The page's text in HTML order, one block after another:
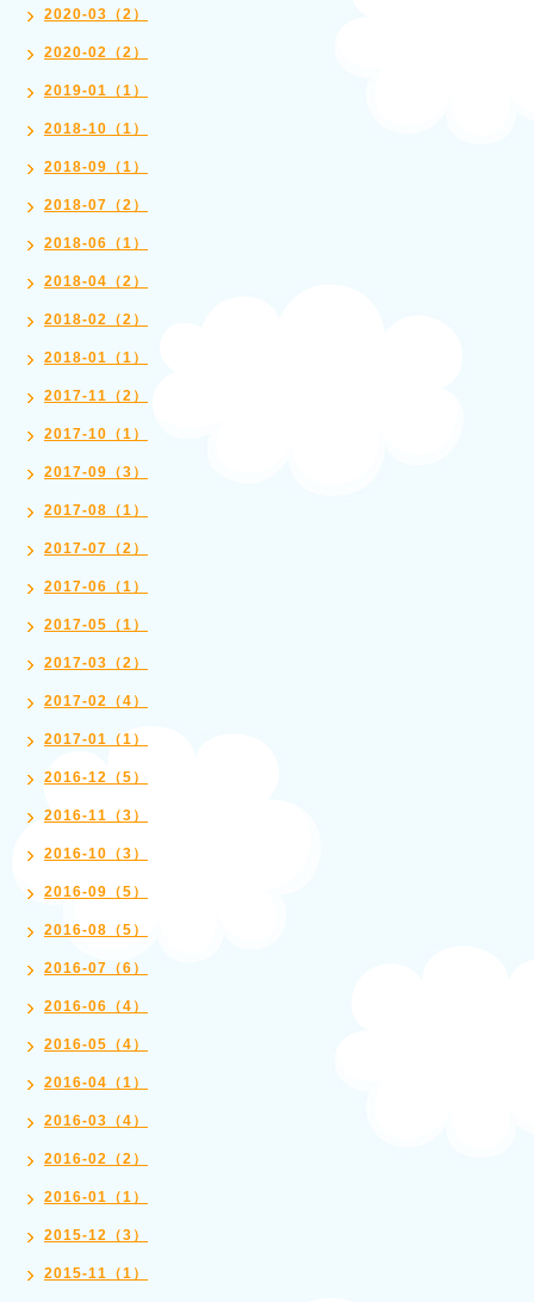
2020-03（2）
2020-02（2）
2019-01（1）
2018-10（1）
2018-09（1）
2018-07（2）
2018-06（1）
2018-04（2）
2018-02（2）
2018-01（1）
2017-11（2）
2017-10（1）
2017-09（3）
2017-08（1）
2017-07（2）
2017-06（1）
2017-05（1）
2017-03（2）
2017-02（4）
2017-01（1）
2016-12（5）
2016-11（3）
2016-10（3）
2016-09（5）
2016-08（5）
2016-07（6）
2016-06（4）
2016-05（4）
2016-04（1）
2016-03（4）
2016-02（2）
2016-01（1）
2015-12（3）
2015-11（1）